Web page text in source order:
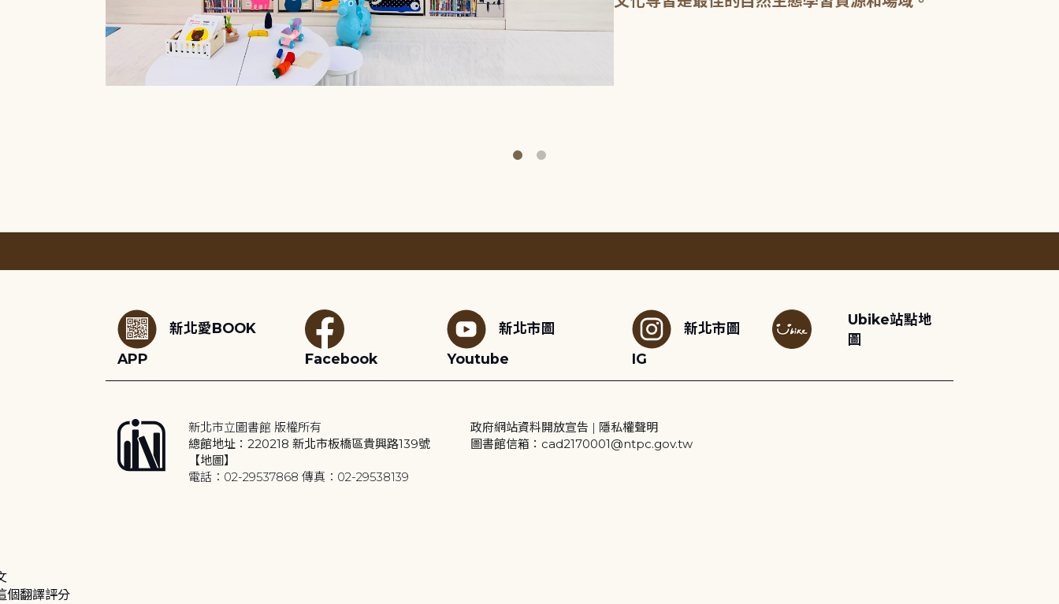
新北愛BOOK
APP
Facebook
新北市圖
Youtube
新北市圖
IG
Ubike站點地
圖
新北市立圖書館 版權所有
總館地址：220218 新北市板橋區貴興路139號
【地圖】
電話：02-29537868 傳真：02-29538139
政府網站資料開放宣告 | 隱私權聲明
圖書館信箱：cad2170001@ntpc.gov.tw
個翻譯評分